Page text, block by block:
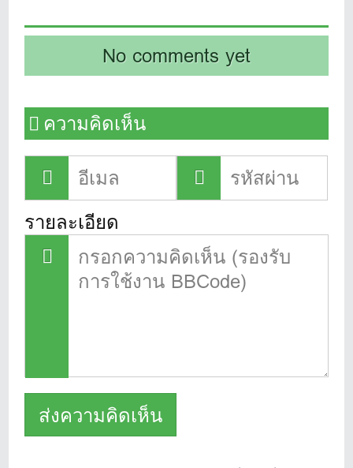
No comments yet
ความคิดเห็น
รายละเอียด